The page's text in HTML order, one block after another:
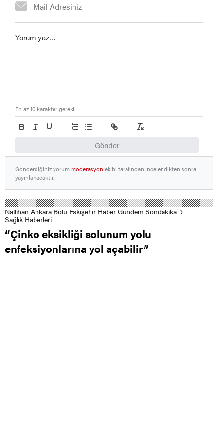
Gönder
En az 10 karakter gerekli
Gönderdiğiniz yorummoderasyon ekibi tarafından incelendikten sonra
yayınlanacaktır.
Nallıhan Ankara Bolu Eskişehir Haber Gündem Sondakika
Sağlık Haberleri
“Çinko eksikliği solunum yolu
enfeksiyonlarına yol açabilir”